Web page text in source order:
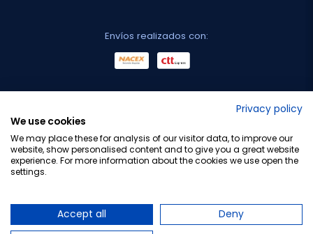
Envíos realizados con:
Privacy policy
We use cookies
We may place these for analysis of our visitor data, to improve our
website, show personalised content and to give you a great website
experience. For more information about the cookies we use open the
settings.
Accept all Deny